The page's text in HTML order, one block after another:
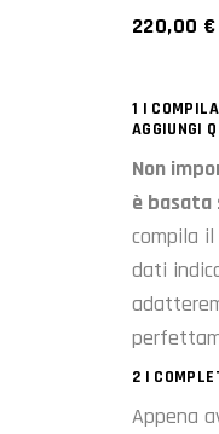
220,00 €
1 |
AGGIUNGI
Non
è basata
compila
dati
2 |
Appena